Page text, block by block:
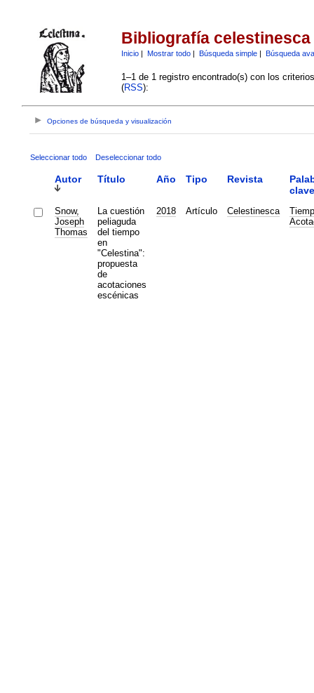
Bibliografía celestinesca
Inicio| Mostrar todo| Búsqueda simple| Búsqueda
1–1 de 1 registro encontrado(s) con los
(RSS):
Opciones de búsqueda y visualización
Seleccionar todo Deseleccionar todo
Autor Título Año Tipo Revista
clave
Snow,
Joseph
Thomas
La cuestión
peliaguda
del tiempo
en
"Celestina":
propuesta
de
acotaciones
escénicas
2018 Artículo Celestinesca